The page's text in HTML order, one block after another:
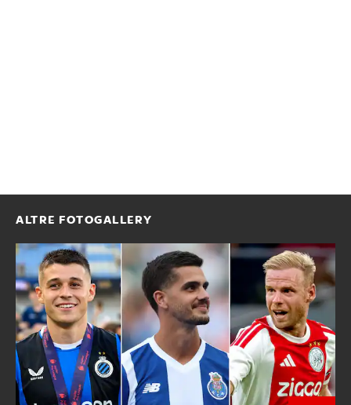
ALTRE FOTOGALLERY